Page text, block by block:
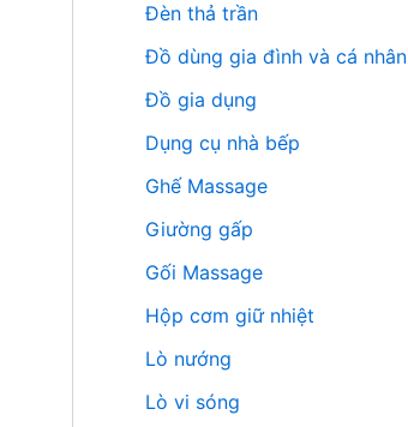
Đèn thả trần
Đồ dùng gia đình và cá nhân
Đồ gia dụng
Dụng cụ nhà bếp
Ghế Massage
Giường gấp
Gối Massage
Hộp cơm giữ nhiệt
Lò nướng
Lò vi sóng